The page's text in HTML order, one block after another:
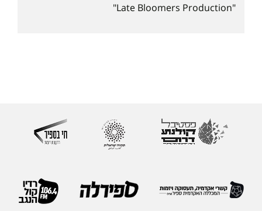
"Late Bloomers Production"